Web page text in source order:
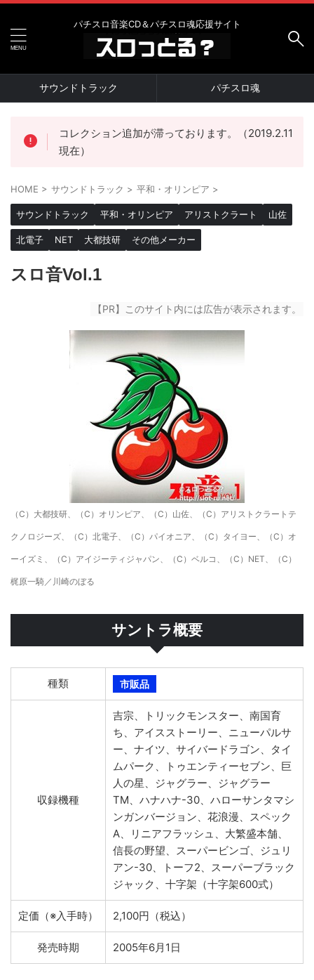
パチスロ音楽CD＆パチスロ魂応援サイト
サウンドトラック パチスロ魂
コレクション追加が滞っております。（2019.2.11
現在）
HOME > サウンドトラック > 平和・オリンピア >
サウンドトラック 平和・オリンピア アリストクラート 山佐
北電子 NET 大都技研 その他メーカー
スロ音Vol.1
【PR】このサイト内には広告が表示されます。
（C）大都技研、（C）オリンピア、（C）山佐、（C）アリストクラートテ
クノロジーズ、（C）北電子、（C）パイオニア、（C）タイヨー、（C）オ
ーイズミ、（C）アイジーティジャパン、（C）ベルコ、（C）NET、（C）
梶原一騎／川崎のぼる
サントラ概要
種類 市販品
収録機種
吉宗、トリックモンスター、南国育
ち、アイスストーリー、ニューパルサ
ー、ナイツ、サイバードラゴン、タイ
ムパーク、トゥエンティーセブン、巨
人の星、ジャグラー、ジャグラー
TM、ハナハナ-30、ハローサンタマシ
ンガンバージョン、花浪漫、スペック
A、リニアフラッシュ、大繁盛本舗、
信長の野望、スーパービンゴ、ジュリ
アン-30、トーフ2、スーパーブラック
ジャック、十字架（十字架600式）
定価（※入手時） 2,100円（税込）
発売時期 2005年6月1日